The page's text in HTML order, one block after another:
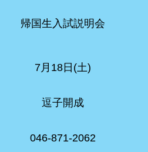
帰国生入試説明会
7月18日(土)
逗子開成
046-871-2062